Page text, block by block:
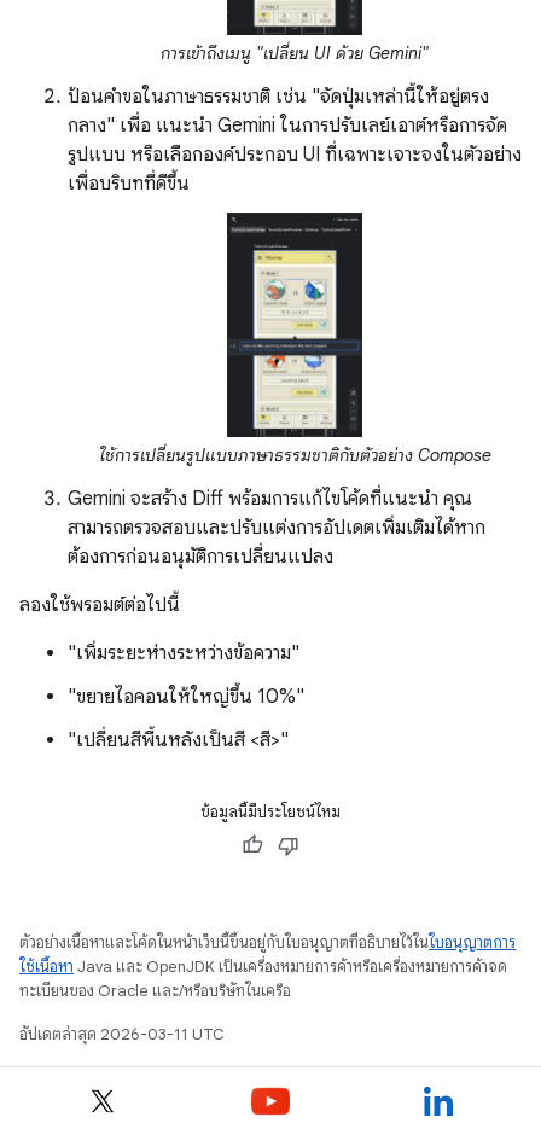
การเข้าถึงเมนู "เปลี่ยน UI ด้วย Gemini"
ป้อนคำขอในภาษาธรรมชาติ เช่น "จัดปุ่มเหล่านี้ให้อยู่ตรง
กลาง" เพื่อ แนะนำ Gemini ในการปรับเลย์เอาต์หรือการจัด
รูปแบบ หรือเลือกองค์ประกอบ UI ที่เฉพาะเจาะจงในตัวอย่าง
เพื่อบริบทที่ดีขึ้น
ใช้การเปลี่ยนรูปแบบภาษาธรรมชาติกับตัวอย่าง Compose
Gemini จะสร้าง Diff พร้อมการแก้ไขโค้ดที่แนะนำ คุณ
สามารถตรวจสอบและปรับแต่งการอัปเดตเพิ่มเติมได้หาก
ต้องการก่อนอนุมัติการเปลี่ยนแปลง
ลองใช้พรอมต์ต่อไปนี้
"เพิ่มระยะห่างระหว่างข้อความ"
"ขยายไอคอนให้ใหญ่ขึ้น 10%"
"เปลี่ยนสีพื้นหลังเป็นสี <สี>"
ข้อมูลนี้มีประโยชน์ไหม
ตัวอย่างเนื้อหาและโค้ดในหน้าเว็บนี้ขึ้นอยู่กับใบอนุญาตที่อธิบายไว้ในใบอนุญาตการ
ใช้เนื้อหา Java และ OpenJDK เป็นเครื่องหมายการค้าหรือเครื่องหมายการค้าจด
ทะเบียนของ Oracle และ/หรือบริษัทในเครือ
อัปเดตล่าสุด 2026-03-11 UTC